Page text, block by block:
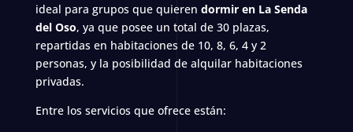
ideal para grupos que quieren dormir en La Senda
del Oso, ya que posee un total de 30 plazas,
repartidas en habitaciones de 10, 8, 6, 4 y 2
personas, y la posibilidad de alquilar habitaciones
privadas.
Entre los servicios que ofrece están: